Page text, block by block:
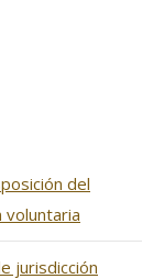
del
voluntaria
jurisdicción